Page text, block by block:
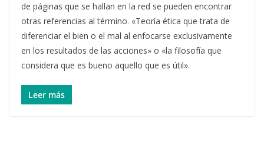
de páginas que se hallan en la red se pueden encontrar
otras referencias al término. «Teoría ética que trata de
diferenciar el bien o el mal al enfocarse exclusivamente
en los resultados de las acciones» o «la filosofía que
considera que es bueno aquello que es útil».
Leer más